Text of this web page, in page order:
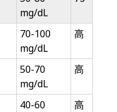
mg/dL
70-100
mg/dL
高
50-70
mg/dL
高
40-60
高